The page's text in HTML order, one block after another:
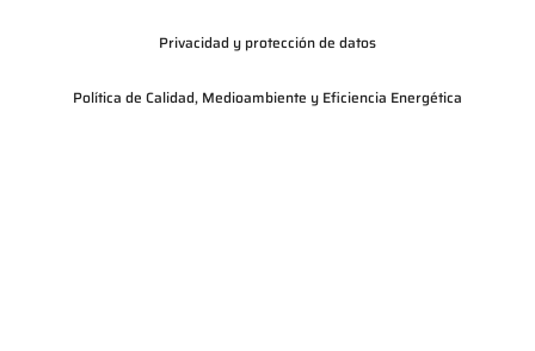
Privacidad y protección de datos
Política de Calidad, Medioambiente y Eficiencia Energética